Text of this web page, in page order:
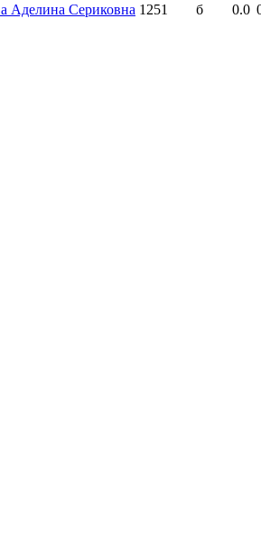
Аделина Сериковна 1251 б 0.0